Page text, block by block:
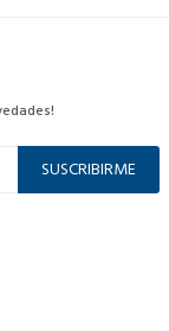
SUSCRIBIRME